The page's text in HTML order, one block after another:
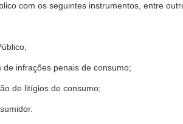
com os seguintes instrumentos, entre
infrações penais de consumo;
de litígios de consumo;